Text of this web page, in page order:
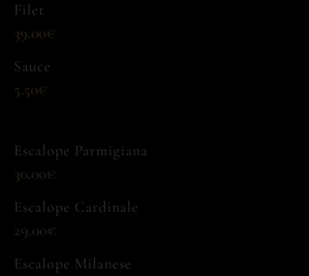
Filet
39.00€
Sauce
5.50€
Escalope Parmigiana
30.00€
Escalope Cardinale
29.00€
Escalope Milanese